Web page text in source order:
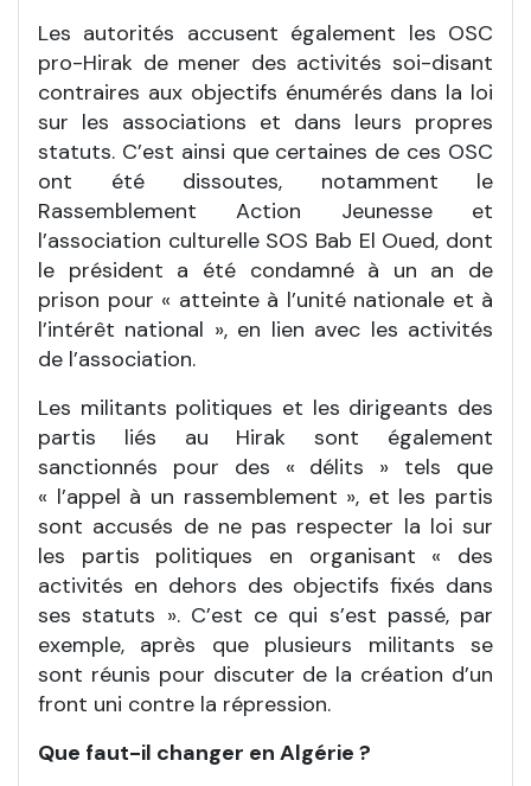
Les autorités accusent également les OSC
pro-Hirak de mener des activités soi-disant
contraires aux objectifs énumérés dans la loi
sur les associations et dans leurs propres
statuts. C’est ainsi que certaines de ces OSC
ont été dissoutes, notamment le
Rassemblement Action Jeunesse et
l’association culturelle SOS Bab El Oued, dont
le président a été condamné à un an de
prison pour « atteinte à l’unité nationale et à
l’intérêt national », en lien avec les activités
de l’association.
Les militants politiques et les dirigeants des
partis liés au Hirak sont également
sanctionnés pour des « délits » tels que
« l’appel à un rassemblement », et les partis
sont accusés de ne pas respecter la loi sur
les partis politiques en organisant « des
activités en dehors des objectifs fixés dans
ses statuts ». C’est ce qui s’est passé, par
exemple, après que plusieurs militants se
sont réunis pour discuter de la création d’un
front uni contre la répression.
Que faut-il changer en Algérie ?